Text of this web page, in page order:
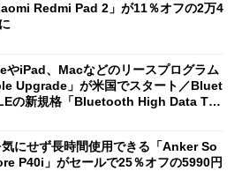
Redmi Pad 2」が11％オフの2万4
やiPad、Macなどのリースプログラム
Upgrade」が米国でスタート／Bluet
の新規格「Bluetooth High Data Thr
にせず長時間使用できる「Anker So
P40i」がセールで25％オフの5990円